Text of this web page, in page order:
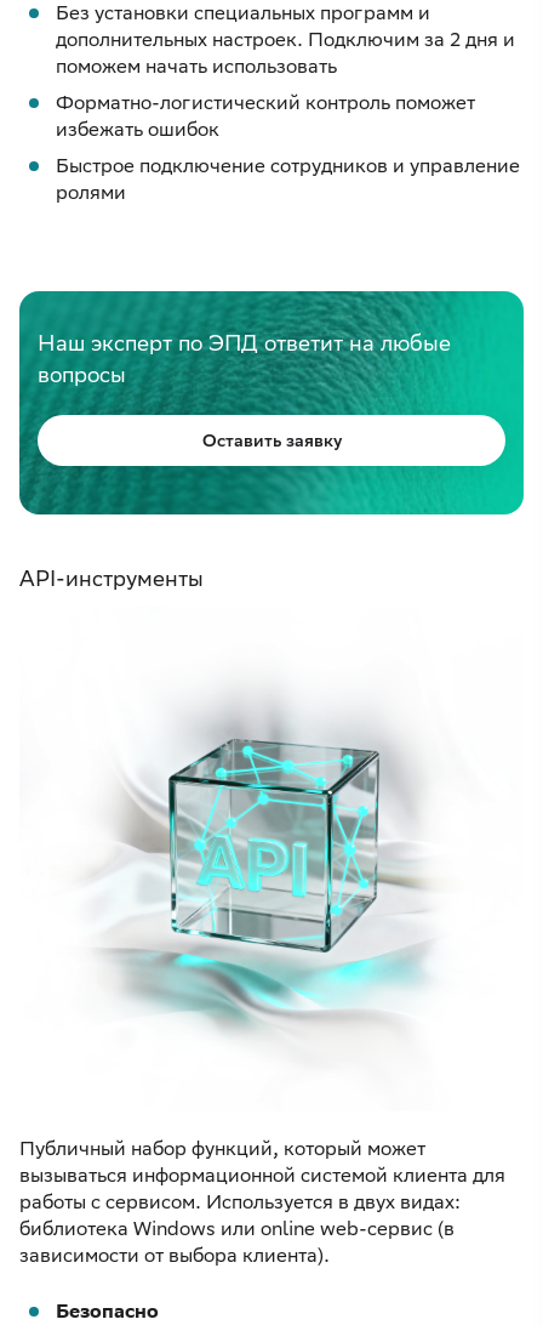
Без установки специальных программ и
дополнительных настроек. Подключим за 2 дня и
поможем начать использовать
Форматно-логистический контроль поможет
избежать ошибок
Быстрое подключение сотрудников и управление
ролями
Наш эксперт по ЭПД ответит на любые
вопросы
Оставить заявку
API-инструменты
Публичный набор функций, который может
вызываться информационной системой клиента для
работы с сервисом. Используется в двух видах:
библиотека Windows или online web-сервис (в
зависимости от выбора клиента).
Безопасно